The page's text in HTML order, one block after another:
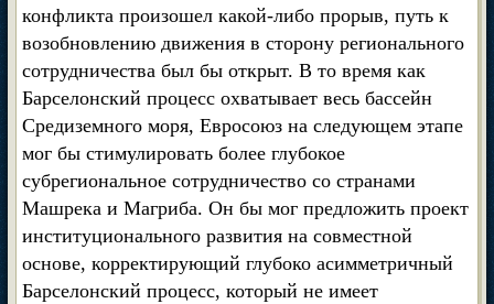
конфликта произошел какой-либо прорыв, путь к
возобновлению движения в сторону регионального
сотрудничества был бы открыт. В то время как
Барселонский процесс охватывает весь бассейн
Средиземного моря, Евросоюз на следующем этапе
мог бы стимулировать более глубокое
субрегиональное сотрудничество со странами
Машрека и Магриба. Он бы мог предложить проект
институционального развития на совместной
основе, корректирующий глубоко асимметричный
Барселонский процесс, который не имеет